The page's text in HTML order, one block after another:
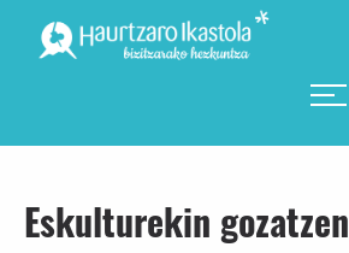
Eskulturekin gozatzen